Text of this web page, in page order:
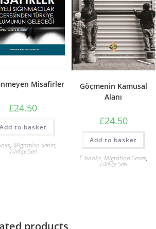
Misafirler
£24.50
to basket
,Migration Series,
Türkçe Seri
Göçmenin Kamusal
Alanı
£24.50
Add to basket
E-books, Migration Series,
Türkçe Seri